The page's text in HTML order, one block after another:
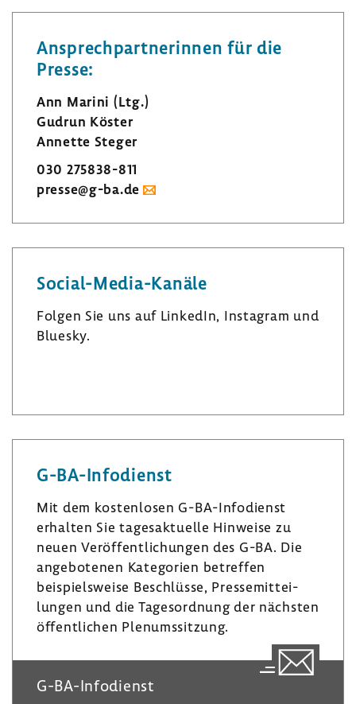
Ansprech­part­ne­rinnen für die
Presse:
Ann Marini (Ltg.)
Gudrun Köster
Annette Steger
030 275838-​811
presse@g-ba.de
Social-​Media-Kanäle
Folgen Sie uns auf LinkedIn, Insta­gram und
Bluesky.
n
k
d
n
s
t
­
r
a
m
u
e
k
G-​BA-Infodienst
Mit dem kosten­losen G-​BA-Infodienst
erhalten Sie tages­ak­tu­elle Hinweise zu
neuen Veröf­fent­li­chungen des G-BA. Die
ange­bo­tenen Kate­go­rien betreffen
beispiels­weise Beschlüsse, Pres­se­mit­tei­
lungen und die Tages­ord­nung der nächsten
öffent­li­chen Plenumssit­zung.
G-​BA-Infodienst